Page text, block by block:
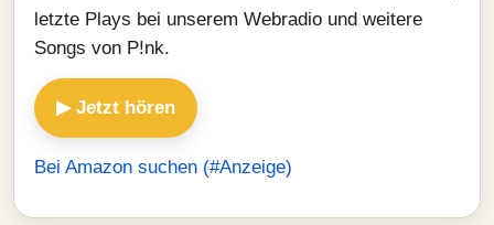
letzte Plays bei unserem Webradio und weitere
Songs von P!nk.
▶ Jetzt hören
Bei Amazon suchen (#Anzeige)